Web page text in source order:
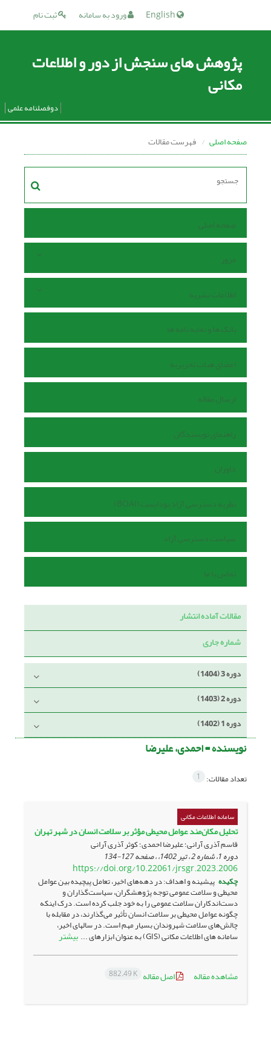
ثبت نام ورود به سامانه
پژوهش های سنجش از دور و اطلاعات
مکانی
دوفصلنامه علمی
صفحه اصلی فهرست مقالات
صفحه اصلی
مرور
اطلاعات نشریه
بانک ها و نمایه نامه ها
اعضای هیات تحریریه
ارسال مقاله
راهنمای نویسندگان
داوران
نظریه دسترسی آزاد بوداپست (BOAI)
سیاست دسترسی آزاد
تماس با ما
مقالات آماده انتشار
شماره جاری
دوره 3 (1404)
دوره 2 (1403)
دوره 1 (1402)
نویسنده =احمدی، علیرضا
تعداد مقالات: 1
سامانه اطلاعات مکانی
تحلیل مکان‌مند عوامل محیطی مؤثر بر سلامت انسان در شهر تهران
قاسم آذری آرانی؛ علیرضا احمدی؛ کوثر آذری آرانی
دوره 1، شماره 2 ، تیر 1402، ، صفحه 127-134
https://doi.org/10.22061/jrsgr.2023.2006
چکیده پیشینه و اهداف: در دهه‌های اخیر، تعامل پیچیده بین عوامل
محیطی و سلامت عمومی توجه پژوهشگران، سیاست‌گذاران و
دست‌اندکاران سلامت عمومی را به خود جلب کرده است. درک اینکه
چگونه عوامل محیطی بر سلامت انسان تأثیر می‌گذارند، در مقابله با
چالش‌های سلامت شهروندان بسیار مهم است. در سال­های اخیر،
سامانه­ های اطلاعات مکانی (GIS) به عنوان ابزارهای ... بیشتر
مشاهده مقاله اصل مقاله 882.49 K